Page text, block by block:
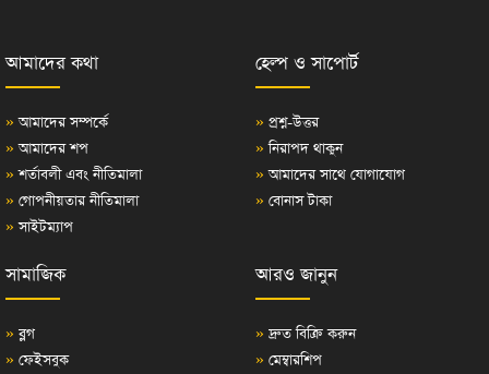
আমাদের কথা
» আমাদের সম্পর্কে
» আমাদের শপ
» শর্তাবলী এবং নীতিমালা
» গোপনীয়তার নীতিমালা
» সাইটম্যাপ
হেল্প ও সাপোর্ট
» প্রশ্ন-উত্তর
» নিরাপদ থাকুন
» আমাদের সাথে যোগাযোগ
» বোনাস টাকা
সামাজিক
» ব্লগ
» ফেইসবুক
আরও জানুন
» দ্রুত বিক্রি করুন
» মেম্বারশিপ